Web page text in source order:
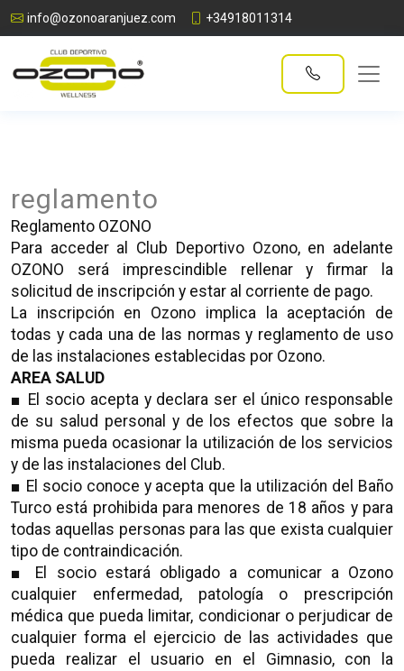
info@ozonoaranjuez.com +34918011314
reglamento
Reglamento OZONO
Para acceder al Club Deportivo Ozono, en adelante
OZONO será imprescindible rellenar y firmar la
solicitud de inscripción y estar al corriente de pago.
La inscripción en Ozono implica la aceptación de
todas y cada una de las normas y reglamento de uso
de las instalaciones establecidas por Ozono.
AREA SALUD
■ El socio acepta y declara ser el único responsable
de su salud personal y de los efectos que sobre la
misma pueda ocasionar la utilización de los servicios
y de las instalaciones del Club.
■ El socio conoce y acepta que la utilización del Baño
Turco está prohibida para menores de 18 años y para
todas aquellas personas para las que exista cualquier
tipo de contraindicación.
■ El socio estará obligado a comunicar a Ozono
cualquier enfermedad, patología o prescripción
médica que pueda limitar, condicionar o perjudicar de
cualquier forma el ejercicio de las actividades que
pueda realizar el usuario en el Gimnasio, con la